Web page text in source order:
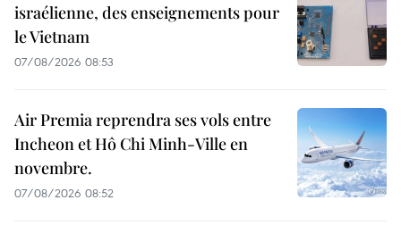
israélienne, des enseignements pour
le Vietnam
07/08/2026 08:53
Air Premia reprendra ses vols entre
Incheon et Hô Chi Minh-Ville en
novembre.
07/08/2026 08:52